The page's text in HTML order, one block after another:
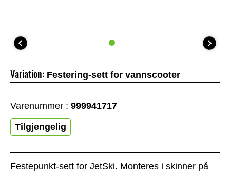
Festepunkt-sett for JetSki. Monteres i skinner på
Variation: Festering-sett for vannscooter
Varenummer : 999941717
Tilgjengelig